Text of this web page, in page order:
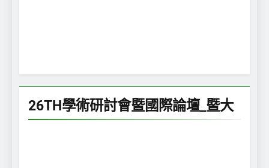
26TH學術研討會暨國際論壇_暨大